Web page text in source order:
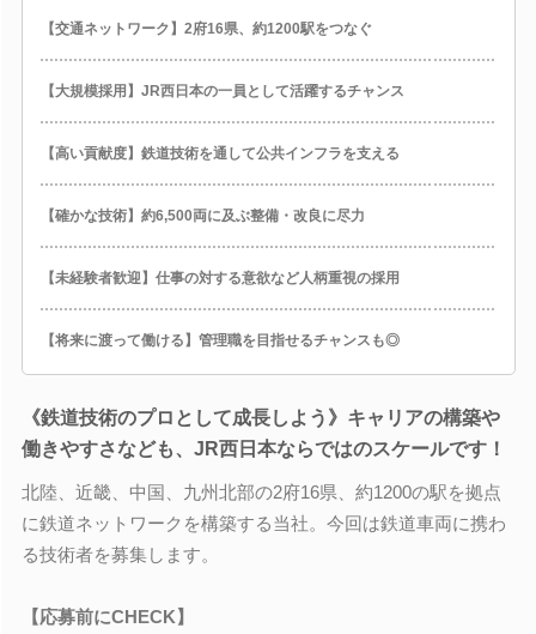
【交通ネットワーク】2府16県、約1200駅をつなぐ
【大規模採用】JR西日本の一員として活躍するチャンス
【高い貢献度】鉄道技術を通して公共インフラを支える
【確かな技術】約6,500両に及ぶ整備・改良に尽力
【未経験者歓迎】仕事の対する意欲など人柄重視の採用
【将来に渡って働ける】管理職を目指せるチャンスも◎
《鉄道技術のプロとして成長しよう》キャリアの構築や
働きやすさなども、JR西日本ならではのスケールです！
北陸、近畿、中国、九州北部の2府16県、約1200の駅を拠点
に鉄道ネットワークを構築する当社。今回は鉄道車両に携わ
る技術者を募集します。
【応募前にCHECK】